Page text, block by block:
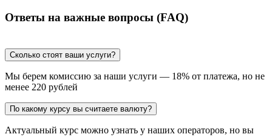
Ответы на важные вопросы (FAQ)
Сколько стоят ваши услуги?
Мы берем комиссию за наши услуги — 18% от платежа, но не
менее 220 рублей
По какому курсу вы считаете валюту?
Актуальный курс можно узнать у наших операторов, но вы